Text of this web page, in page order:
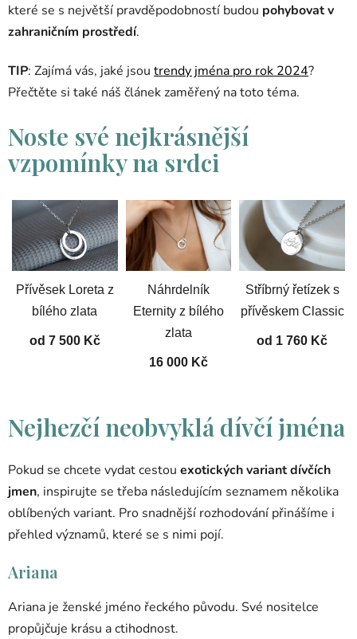
které se s největší pravděpodobností budou pohybovat v
zahraničním prostředí.
TIP: Zajímá vás, jaké jsou trendy jména pro rok 2024?
Přečtěte si také náš článek zaměřený na toto téma.
Noste své nejkrásnější
vzpomínky na srdci
Přívěsek Loreta z
bílého zlata
od 7 500 Kč
Náhrdelník
Eternity z bílého
zlata
16 000 Kč
Stříbrný řetízek s
přívěskem Classic
od 1 760 Kč
Nejhezčí neobvyklá dívčí jména
Pokud se chcete vydat cestou exotických variant dívčích
jmen, inspirujte se třeba následujícím seznamem několika
oblíbených variant. Pro snadnější rozhodování přinášíme i
přehled významů, které se s nimi pojí.
Ariana
Ariana je ženské jméno řeckého původu. Své nositelce
propůjčuje krásu a ctihodnost.